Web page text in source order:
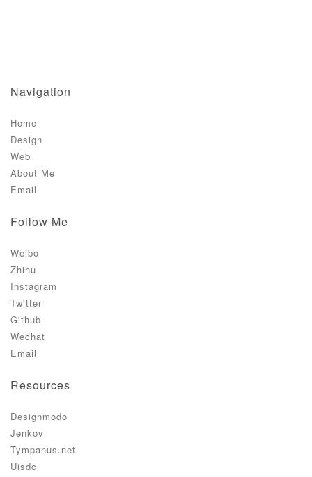
Navigation
Home
Design
Web
About Me
Email
Follow Me
Weibo
Zhihu
Instagram
Twitter
Github
Wechat
Email
Resources
Designmodo
Jenkov
Tympanus.net
Uisdc